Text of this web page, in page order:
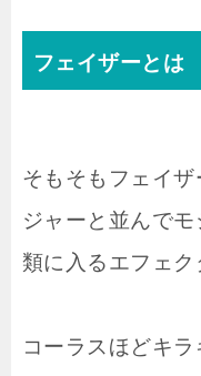
フェイザーとは
そもそもフェイ
ジャーと並んで
類に入るエフェク
コーラスほどキ